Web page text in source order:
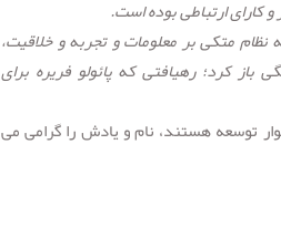
کارای ارتباطی بوده است.
نظام متکی بر معلومات و تجربه و خلاقیت،
باز کرد؛ رهیافتی که پائولو فریره برای
توسعه هستند، نام و‌ یادش را گرامی می